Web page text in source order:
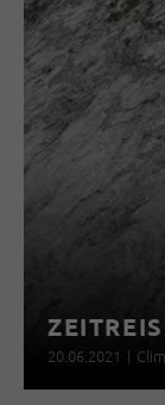
20.06.2021 |